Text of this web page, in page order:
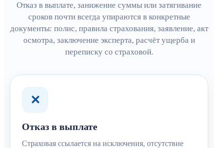
Отказ в выплате, занижение суммы или затягивание
сроков почти всегда упираются в конкретные
документы: полис, правила страхования, заявление, акт
осмотра, заключение эксперта, расчёт ущерба и
переписку со страховой.
✕
Отказ в выплате
Страховая ссылается на исключения, отсутствие